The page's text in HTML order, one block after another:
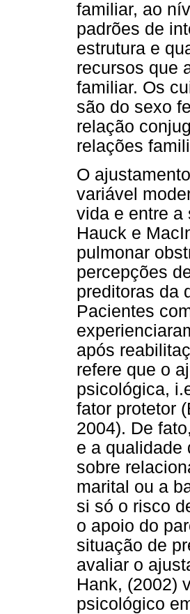
familiar, ao
padrões de
estrutura e
recursos que
familiar. Os
são do sexo
relação
relações
O
variável
vida e entre a
Hauck e
pulmonar
percepções
preditoras da
Pacientes
após
refere que o
psicológica,
fator protetor
2004). De
e a qualidade
sobre
marital ou a
si só o risco
o apoio do
situação de
avaliar o
Hank, (2002)
psicológico